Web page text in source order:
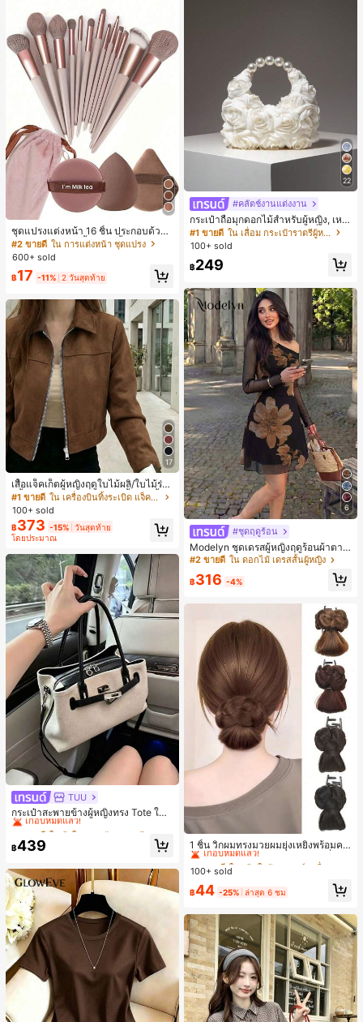
ชุดแปรงแต่งหน้า 16 ชิ้น ประกอบด้วยแ
ปรงแต่งหน้า 13 ชิ้น, ฟองน้ำแต่งหน้ารู
ปหยดน้ำ 1 ชิ้น, แปรงแป้งรองพื้นกลม 1
ชิ้น และฟองน้ำแต่งหน้ารูปสามเหลี่ยม
1 ชิ้น - ชุดคลาสสิก ทำจากขนสังเคราะ
ห์นุ่มและเป็นมิตรต่อผิว เหมาะสำหรับผู้
หญิงและเด็กผู้หญิง เหมาะสำหรับฤดูใบ
ไม้ร่วงและฤดูหนาว
#2 ขายดี ใน การแต่งหน้า ชุดแปรง
600+ sold
฿17 -11% 2 วันสุดท้าย
17
เสื้อแจ็คเก็ตผู้หญิงฤดูใบไม้ผลิ/ใบไม้ร่วง
สีพื้น หนังเทียม สไตล์ปกคอเสื้อ ซิปขึ้น
แขนยาว สไตล์ลำลอง วิทยาลัย สนามบิ
น เสื้อนอก สีน้ำตาล สไตล์สบายๆ ฤดูใบ
ไม้ร่วง
#1 ขายดี
ใน เครื่องบินทิ้งระเบิด แจ็คเก็ตผู้หญิง
100+ sold
฿373 -15% วันสุดท้าย
โดยประมาณ
TUU
กระเป๋าสะพายข้างผู้หญิงทรง Tote ใบเ
ล็ก สไตล์วินเทจ ผิวด้าน คอลเลกชันให
ม่ฤดูร้อน 2026 สำหรับเดินทางไปทำงา
น แมตช์ง่าย
#1 ขายดี
เกือบหมดแล้ว!
#1 ขายดี
เกือบหมดแล้ว!
#1 ขายดี
เกือบหมดแล้ว!
#1 ขายดี
เกือบหมดแล้ว!
฿439
22
#คลัตช์งานแต่งงาน
กระเป๋าถือมุกดอกไม้สำหรับผู้หญิง, เหม
าะสำหรับชุดราตรี, ชุดบอล, เครื่องประ
ดับงานแต่งงาน, กระเป๋าสตางค์สุภาพส
สุ่ม)
#1 ขายดี
ใน เลื่อม กระเป๋าราตรีผู้หญิง
100+ sold
฿249
6
#ชุดฤดูร้อน
Modelyn ชุดเดรสผู้หญิงฤดูร้อนผ้าตาข่
ายพิมพ์ลาย คอไม่สมมาตร จับจีบ หรูหร
#2 ขายดี ใน ดอกไม้ เดรสสั้นผู้หญิง
฿316 -4%
1 ชิ้น วิกผมทรงมวยผมยุ่งเหยิงพร้อมคลิ
ปหนีบผม, คลิปหนีบผมสังเคราะห์ที่ได้รั
บการอัปเกรดแฟชั่น, วิกผมเส้นใยทนคว
ช้งานง่ายโดยไม่ต้องใช้เครื่องมือ, เหมา
สมบูรณ์แบบสำหรับผู้หญิง คลิปหนีบผม
คลิปหนีบผมสบายๆ แฟชั่นผม คลิปหนีบ
ผมหรูหรา ฤดูร้อน ชายหาด วันหยุด
#3 ขายดี
ใน เส้นใยสังเคราะห์ เครื่องประดับผมผู้หญิง
เกือบหมดแล้ว!
#3 ขายดี
เกือบหมดแล้ว!
#3 ขายดี
เกือบหมดแล้ว!
#3 ขายดี
ใน เส้นใยสังเคราะห์ เครื่องประดับผมผู้หญิง
เกือบหมดแล้ว!
100+ sold
฿44 -25% ล่าสุด 6 ชม